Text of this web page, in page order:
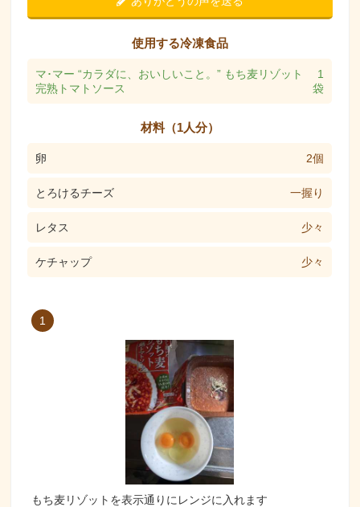
使用する冷凍食品
マ･マー “カラダに、おいしいこと。” もち麦リゾット
完熟トマトソース
1
袋
材料（1人分）
卵 2個
とろけるチーズ 一握り
レタス 少々
ケチャップ 少々
1
もち麦リゾットを表示通りにレンジに入れます